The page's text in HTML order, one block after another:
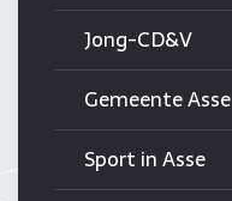
Jong-CD&V
Gemeente Asse
Sport in Asse